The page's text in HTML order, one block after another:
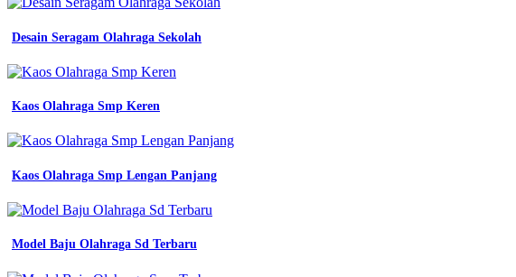
Desain Seragam Olahraga Sekolah
Kaos Olahraga Smp Keren
Kaos Olahraga Smp Lengan Panjang
Model Baju Olahraga Sd Terbaru